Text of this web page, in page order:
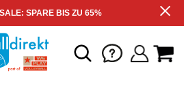
SPARE BIS ZU 65%